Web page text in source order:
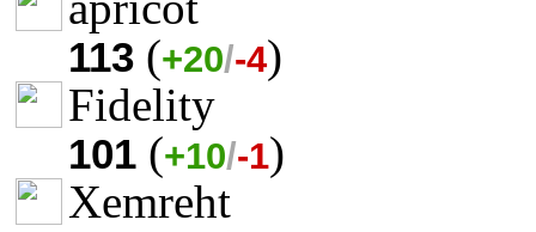
113 (+20/-4)
Fidelity
101 (+10/-1)
Xemreht